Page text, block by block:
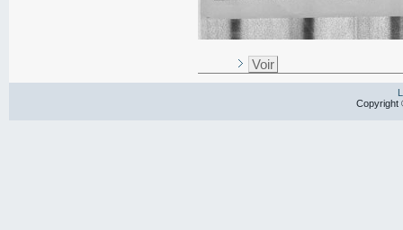
Voir
Copyright